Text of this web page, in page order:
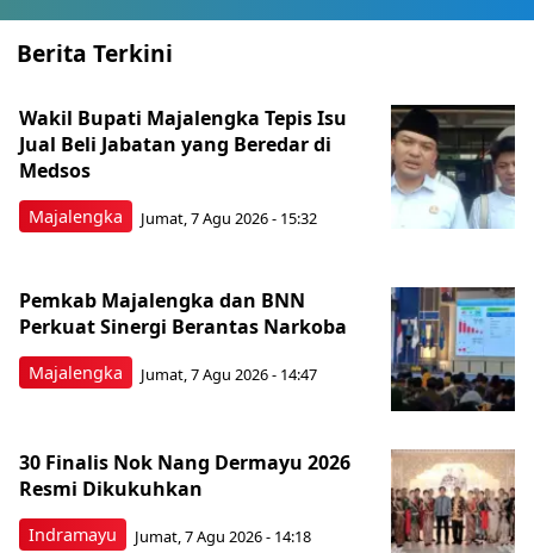
Berita Terkini
Majalengka
Wakil Bupati Majalengka Tepis Isu
Jual Beli Jabatan yang Beredar di
Medsos
Jumat, 7 Agu 2026 - 15:32
Majalengka
Pemkab Majalengka dan BNN
Perkuat Sinergi Berantas Narkoba
Jumat, 7 Agu 2026 - 14:47
Indramayu
30 Finalis Nok Nang Dermayu 2026
Resmi Dikukuhkan
Jumat, 7 Agu 2026 - 14:18